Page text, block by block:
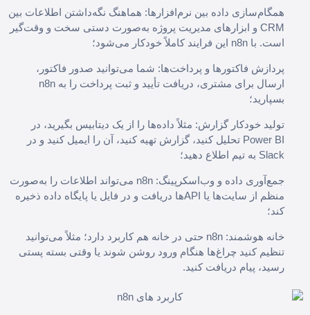
همگام‌سازی داده بین نرم‌افزارها: هماهنگ نگه‌داشتن اطلاعات بین
CRM و ابزارهای مدیریت پروژه به‌صورت دستی سخت و وقت‌گیر
است. با n8n این فرایند کاملاً خودکار می‌شود؛
پردازش فاکتورها و پرداخت‌ها: شما می‌توانید صدور فاکتور،
ارسال برای مشتری، دریافت تأیید و ثبت پرداخت را به n8n
بسپارید؛
تولید خودکار گزارش: مثلاً داده‌ها را از یک دیتابیس بگیرید، در
Power BI تحلیل کنید، گزارش تهیه کنید، آن را ایمیل کنید و در
Slack به تیم اطلاع دهید؛
جمع‌آوری داده و وب‌اسکرپینگ: n8n می‌تواند اطلاعات را به‌صورت
منظم از سایت‌ها یا APIها دریافت و در فایل یا پایگاه داده ذخیره
کند؛
خانه هوشمند: n8n حتی در خانه هم کاربرد دارد؛ مثلاً می‌توانید
تنظیم کنید چراغ‌ها هنگام ورود روشن شوند یا وقتی بسته پستی
رسید، پیام دریافت کنید.